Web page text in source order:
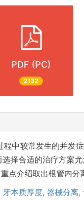
PDF (PC)
2132
程中较常发生的并发
择合适的治疗方案
点介绍取出根管内分
牙本质厚度, 器械分离,